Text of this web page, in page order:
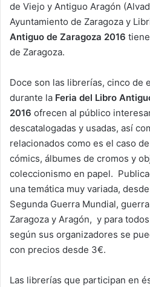
de Viejo y Antiguo Aragón
Ayuntamiento de Zaragoza y
Antiguo de Zaragoza 2016
de Zaragoza.
Doce son las librerías, cinco de
durante la Feria del Libro
2016 ofrecen al público
descatalogadas y usadas, así
relacionados como es el caso
cómics, álbumes de cromos y
coleccionismo en papel.
una temática muy variada,
Segunda Guerra Mundial,
Zaragoza y Aragón, y para
según sus organizadores se
con precios desde 3€.
Las librerías que participan en